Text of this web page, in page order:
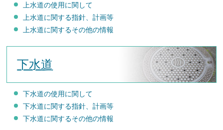
上水道の使用に関して
上水道に関する指針、計画等
上水道に関するその他の情報
下水道
下水道の使用に関して
下水道に関する指針、計画等
下水道に関するその他の情報